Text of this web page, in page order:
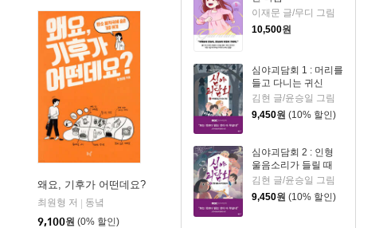
이재문 글/무디 그림
10,500원
심야괴담회 1 : 머리를
들고 다니는 귀신
김현 글/윤승일 그림
9,450원 (10% 할인)
심야괴담회 2 : 인형
울음소리가 들릴 때
김현 글/윤승일 그림
9,450원 (10% 할인)
| 휴머니스트
왜요, 기후가 어떤데요?
최원형 저 | 동녘
9,100원 (0% 할인)